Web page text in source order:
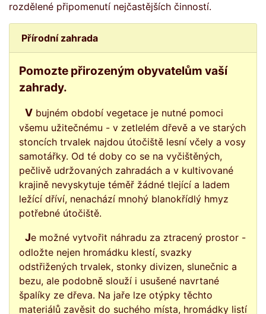
rozdělené připomenutí nejčastějších činností.
Přírodní zahrada
Pomozte přirozeným obyvatelům vaší
zahrady.
V bujném období vegetace je nutné pomoci
všemu užitečnému - v zetlelém dřevě a ve starých
stoncích trvalek najdou útočiště lesní včely a vosy
samotářky. Od té doby co se na vyčištěných,
pečlivě udržovaných zahradách a v kultivované
krajině nevyskytuje téměř žádné tlející a ladem
ležící dříví, nenachází mnohý blanokřídlý hmyz
potřebné útočiště.
Je možné vytvořit náhradu za ztracený prostor -
odložte nejen hromádku klestí, svazky
odstřižených trvalek, stonky divizen, slunečnic a
bezu, ale podobně slouží i usušené navrtané
špalíky ze dřeva. Na jaře lze otýpky těchto
materiálů zavěsit do suchého místa, hromádky listí